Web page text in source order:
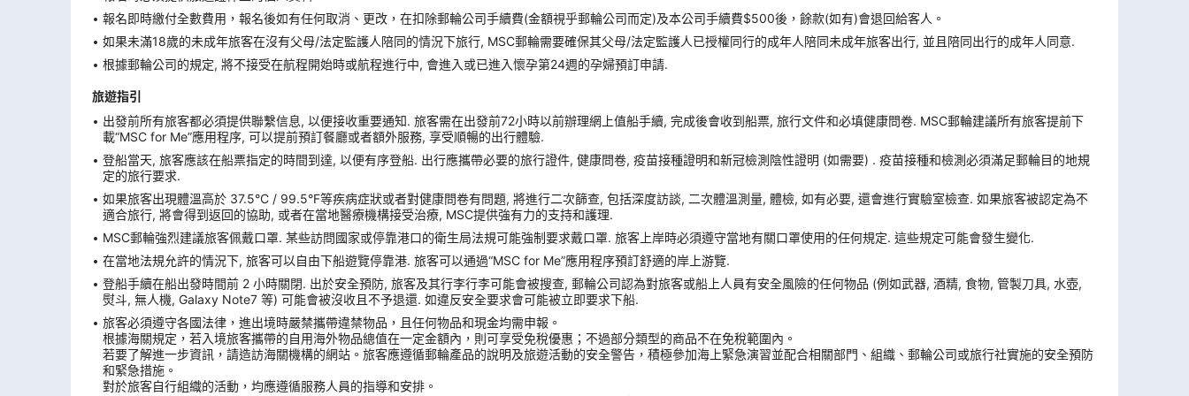
報名即時繳付全數費用，報名後如有任何取消、更改，在扣除郵輪公司手續費(金額視乎郵輪公司而定)及本公司手續費$500後，餘款(如有)會退回給客人。
如果未滿18歲的未成年旅客在沒有父母/法定監護人陪同的情況下旅行, MSC郵輪需要確保其父母/法定監護人已授權同行的成年人陪同未成年旅客出行, 並且陪同出行的成年人同意.
根據郵輪公司的規定, 將不接受在航程開始時或航程進行中, 會進入或已進入懷孕第24週的孕婦預訂申請.
旅遊指引
出發前所有旅客都必須提供聯繫信息, 以便接收重要通知. 旅客需在出發前72小時以前辦理網上值船手續, 完成後會收到船票, 旅行文件和必填健康問卷. MSC郵輪建議所有旅客提前下
載“MSC for Me”應用程序, 可以提前預訂餐廳或者額外服務, 享受順暢的出行體驗.
登船當天, 旅客應該在船票指定的時間到達, 以便有序登船. 出行應攜帶必要的旅行證件, 健康問卷, 疫苗接種證明和新冠檢測陰性證明 (如需要) . 疫苗接種和檢測必須滿足郵輪目的地規
定的旅行要求.
如果旅客出現體溫高於 37.5°C / 99.5°F等疾病症狀或者對健康問卷有問題, 將進行二次篩查, 包括深度訪談, 二次體溫測量, 體檢, 如有必要, 還會進行實驗室檢查. 如果旅客被認定為不
適合旅行, 將會得到返回的協助, 或者在當地醫療機構接受治療, MSC提供強有力的支持和護理.
MSC郵輪強烈建議旅客佩戴口罩. 某些訪問國家或停靠港口的衛生局法規可能強制要求戴口罩. 旅客上岸時必須遵守當地有關口罩使用的任何規定. 這些規定可能會發生變化.
在當地法規允許的情況下, 旅客可以自由下船遊覽停靠港. 旅客可以通過“MSC for Me”應用程序預訂舒適的岸上游覽.
登船手續在船出發時間前 2 小時關閉. 出於安全預防, 旅客及其行李行李可能會被搜查, 郵輪公司認為對旅客或船上人員有安全風險的任何物品 (例如武器, 酒精, 食物, 管製刀具, 水壺,
熨斗, 無人機, Galaxy Note7 等) 可能會被沒收且不予退還. 如違反安全要求會可能被立即要求下船.
旅客必須遵守各國法律，進出境時嚴禁攜帶違禁物品，且任何物品和現金均需申報。
根據海關規定，若入境旅客攜帶的自用海外物品總值在一定金額內，則可享受免稅優惠；不過部分類型的商品不在免稅範圍內。
若要了解進一步資訊，請造訪海關機構的網站。旅客應遵循郵輪產品的說明及旅遊活動的安全警告，積極參加海上緊急演習並配合相關部門、組織、郵輪公司或旅行社實施的安全預防
和緊急措施。
對於旅客自行組織的活動，均應遵循服務人員的指導和安排。